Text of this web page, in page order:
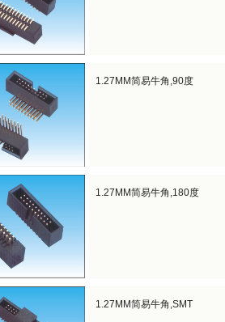
1.27MM简易牛角,90度
1.27MM简易牛角,180度
1.27MM简易牛角,SMT